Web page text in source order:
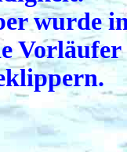
wurde